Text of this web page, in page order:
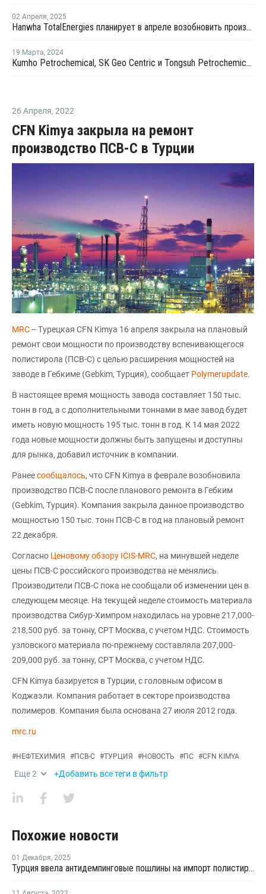
02 Апреля, 2025
Hanwha TotalEnergies планирует в апреле возобновить производство на крекинг-установке в Даэсане
19 Марта, 2024
Kumho Petrochemical, SK Geo Centric и Tongsuh Petrochemical создадут цепочку поставок биомономеров
26 Апреля, 2022
CFN Kimya закрыла на ремонт
производство ПСВ-С в Турции
MRC-- Турецкая CFN Kimya 16 апреля закрыла на плановый
ремонт свои мощности по производству вспенивающегося
полистирола (ПСВ-С) с целью расширения мощностей на
заводе в Гебкиме (Gebkim, Турция), сообщает Polymerupdate.
В настоящее время мощность завода составляет 150 тыс.
тонн в год, а с дополнительными тоннами в мае завод будет
иметь новую мощность 195 тыс. тонн в год. К 14 мая 2022
года новые мощности должны быть запущены и доступны
для рынка, добавил источник в компании.
Ранеесообщалось, что CFN Kimya в феврале возобновила
производство ПСВ-С после планового ремонта в Гебким
(Gebkim, Турция). Компания закрыла данное производство
мощностью 150 тыс. тонн ПСВ-С в год на плановый ремонт
22 декабря.
Согласно Ценовому обзору ICIS-MRC, на минувшей неделе
цены ПСВ-С российского производства не менялись.
Производители ПСВ-С пока не сообщали об изменении цен в
следующем месяце. На текущей неделе стоимость материала
производства Сибур-Химпром находилась на уровне 217,000-
218,500 руб. за тонну, CPT Москва, с учетом НДС. Стоимость
узловского материала по-прежнему составляла 207,000-
209,000 руб. за тонну, CPT Москва, с учетом НДС.
CFN Kimya базируется в Турции, с головным офисом в
Коджаэли. Компания работает в секторе производства
полимеров. Компания была основана 27 июля 2012 года.
mrc.ru
#НЕФТЕХИМИЯ #ПСВ-С #ТУРЦИЯ #НОВОСТЬ #ПС #CFN KIMYA
Еще2 +Добавить все теги в фильтр
Похожие новости
01 Декабря, 2025
Турция ввела антидемпинговые пошлины на импорт полистирола из РФ, КНР, Индии и Тайланда